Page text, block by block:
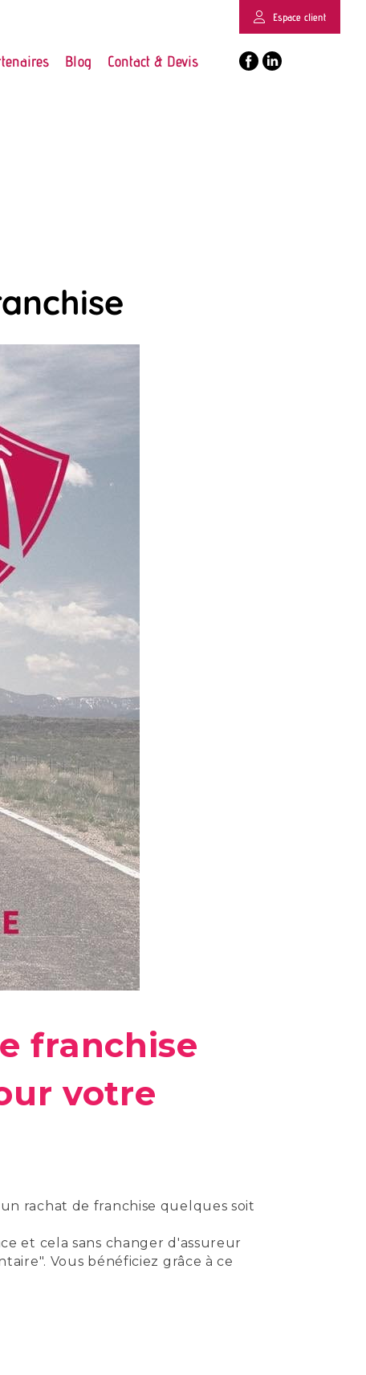
Blog Contact & Devis
Espace client
franchise
votre
rachat de franchise quelques soit
et cela sans changer d'assureur
Vous bénéficiez grâce à ce